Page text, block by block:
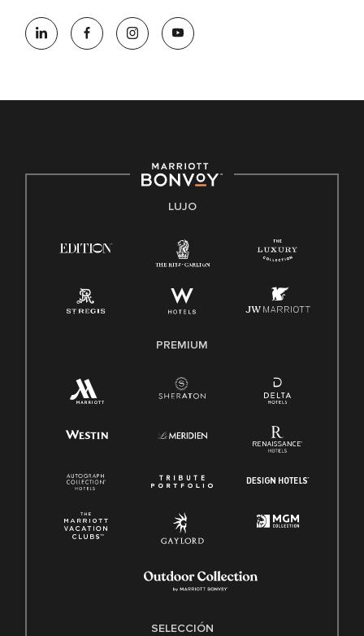
oportunidades que se compromete a contratar una fuerza
de trabajo diversa y a mantener una cultura inclusiva.
Derecho a trabajar inglés/español
Conozca sus derechos
Ley de licencia familiar y médica (FMLA)
LUJO
PREMIUM
SELECCIÓN